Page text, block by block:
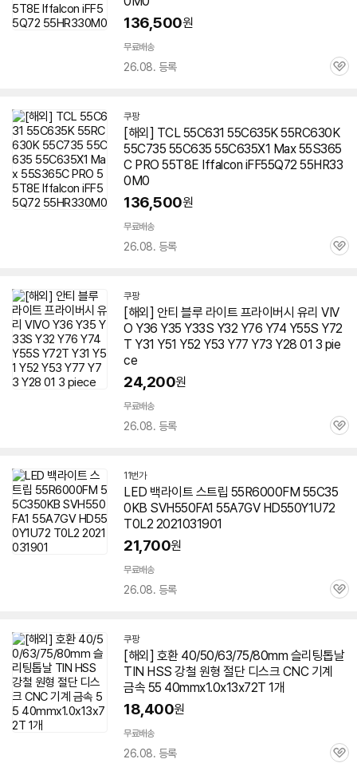
136,500원
무료배송
26.08. 등록
관
쿠팡
[해외] TCL 55C631 55C635K 55RC630K
55C735 55C635 55C635X1 Max 55S365
C PRO 55T8E Iffalcon iFF55Q72 55HR33
0M0
136,500원
무료배송
26.08. 등록
관
쿠팡
[해외] 안티 블루 라이트 프라이버시 유리 VIV
O Y36 Y35 Y33S Y32 Y76 Y74 Y55S Y72
T Y31 Y51 Y52 Y53 Y77 Y73 Y28 01 3 pie
ce
24,200원
무료배송
26.08. 등록
관
11번가
LED 백라이트 스트립 55R6000FM 55C35
0KB SVH550FA1 55A7GV HD550Y1U72
T0L2 2021031901
21,700원
무료배송
26.08. 등록
관
쿠팡
[해외] 호환 40/50/63/75/80mm 슬리팅톱날
TIN HSS 강철 원형 절단 디스크 CNC 기계
금속 55 40mmx1.0x13x72T 1개
18,400원
무료배송
26.08. 등록
관